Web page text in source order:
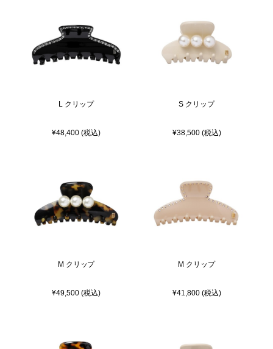
L クリップ
¥48,400 (税込)
S クリップ
¥38,500 (税込)
M クリップ
¥49,500 (税込)
M クリップ
¥41,800 (税込)